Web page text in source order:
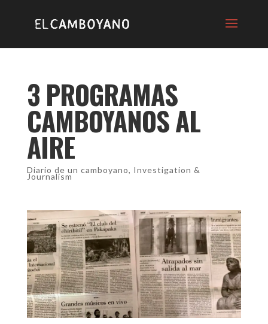
3 PROGRAMAS
CAMBOYANOS AL
AIRE
Diario de un camboyano, Investigation &
Journalism